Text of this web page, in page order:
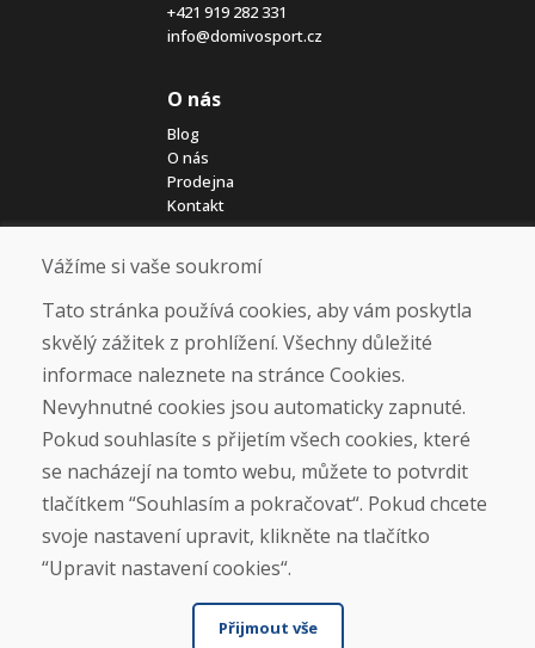
+421 919 282 331
info@domivosport.cz
O nás
Blog
O nás
Prodejna
Kontakt
Nákup
Eshop
Jak posíláme elektrokola
Obchodní podmínky
Doprava
Platba
Reklamace
Vrácení a výměna zboží
Ochrana osobních údajů
Cookies
Sociální sítě
Vážíme si vaše soukromí
Tato stránka používá cookies, aby vám poskytla
skvělý zážitek z prohlížení. Všechny důležité
informace naleznete na stránce Cookies.
Nevyhnutné cookies jsou automaticky zapnuté.
Pokud souhlasíte s přijetím všech cookies, které
se nacházejí na tomto webu, můžete to potvrdit
tlačítkem “Souhlasím a pokračovat“. Pokud chcete
svoje nastavení upravit, klikněte na tlačítko
“Upravit nastavení cookies“.
Přijmout vše